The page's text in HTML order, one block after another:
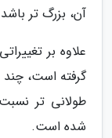
آن، بزرگ تر
علاوه بر
گرفته است، چند
شده است.